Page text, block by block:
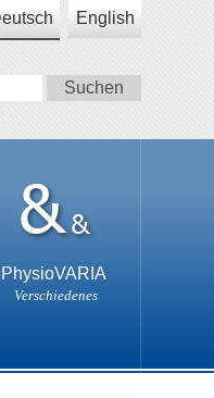
English
PhysioVARIA
Verschiedenes